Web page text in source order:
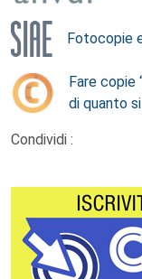
Fotocopie
Fare copie
di quanto
Condividi :